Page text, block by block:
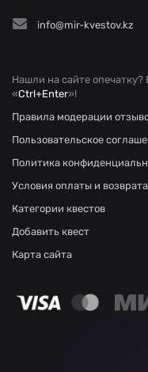
info@mir-kvestov.kz
Нашли на сайте
«Ctrl+Enter»!
Правила модерации
Пользовательское
Политика
Условия оплаты и возврата
Категории квестов
Добавить квест
Карта сайта